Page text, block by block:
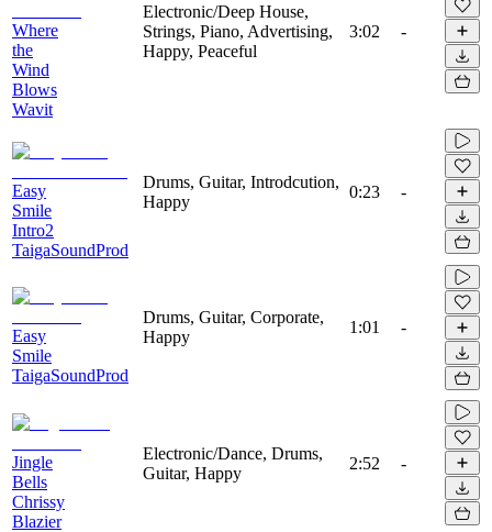
Where
the
Wind
Blows
Wavit
Electronic/Deep House,
Strings, Piano, Advertising,
Happy, Peaceful
3:02 -
Easy
Smile
Intro2
TaigaSoundProd
Drums, Guitar, Introdcution,
Happy
0:23 -
Easy
Smile
TaigaSoundProd
Drums, Guitar, Corporate,
Happy
1:01 -
Jingle
Bells
Chrissy
Blazier
Electronic/Dance, Drums,
Guitar, Happy
2:52 -